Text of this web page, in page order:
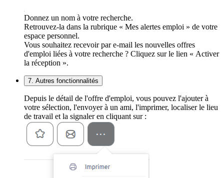
Donnez un nom à votre recherche.
Retrouvez-la dans la rubrique « Mes alertes emploi » de votre
espace personnel.
Vous souhaitez recevoir par e-mail les nouvelles offres
d'emploi liées à votre recherche ? Cliquez sur le lien « Activer
la réception ».
7. Autres fonctionnalités
Depuis le détail de l'offre d'emploi, vous pouvez l'ajouter à
votre sélection, l'envoyer à un ami, l'imprimer, localiser le lieu
de travail et la signaler en cliquant sur :